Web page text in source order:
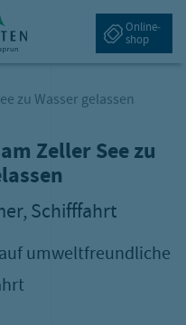
Elektroschiff am Zeller See
Online­
shop
zu Wasser gelassen
Zeller See zu
Schifffahrt
umweltfreundliche